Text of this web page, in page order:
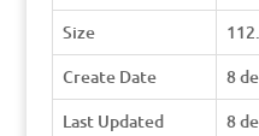
Size
Create Date
8
Last Updated
8